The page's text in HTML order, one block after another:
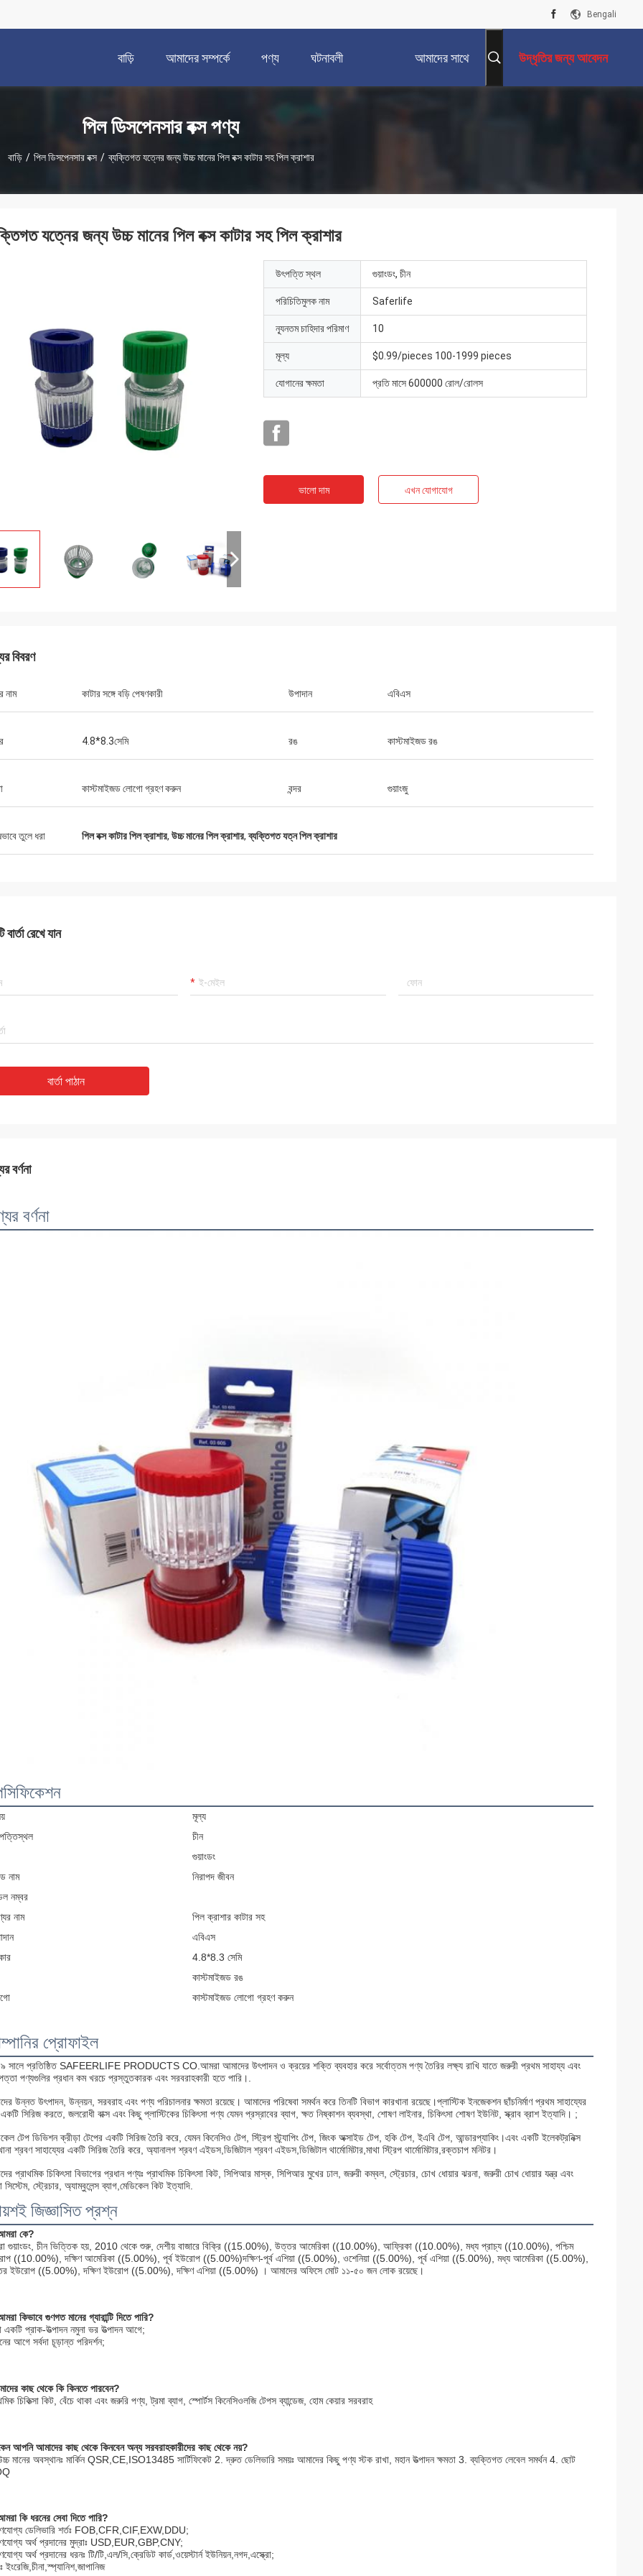
Bengali
বাড়ি আমাদের সম্পর্কে পণ্য ঘটনাবলী আমাদের সাথে উদ্ধৃতির জন্য আবেদন
পিল ডিসপেনসার বক্স পণ্য
বাড়ি / পিল ডিসপেনসার বক্স / ব্যক্তিগত যত্নের জন্য উচ্চ মানের পিল বক্স কাটার সহ পিল ক্রাশার
যত্নের জন্য উচ্চ মানের পিল বক্স কাটার সহ পিল ক্রাশার
উৎপত্তি স্থল গুয়াংডং, চীন
পরিচিতিমুলক নাম Saferlife
ন্যূনতম চাহিদার পরিমাণ 10
মূল্য $0.99/pieces 100-1999 pieces
যোগানের ক্ষমতা প্রতি মাসে 600000 রোল/রোলস
ভালো দাম এখন যোগাযোগ
বিবরণ
নাম কাটার সঙ্গে বড়ি পেষণকারী উপাদান এবিএস
4.8*8.3সেমি রঙ কাস্টমাইজড রঙ
কাস্টমাইজড লোগো গ্রহণ করুন বন্দর গুয়াংজু
তুলে ধরা পিল বক্স কাটার পিল ক্রাশার, উচ্চ মানের পিল ক্রাশার,ব্যক্তিগত যত্ন পিল ক্রাশার
বার্তা রেখে যান
বার্তা পাঠান
বর্ণনা
বর্ণনা
মূল্য
চীন
গুয়াংডং
নাম
নিরাপদ জীবন
নম্বর
নাম
পিল ক্রাশার কাটার সহ
এবিএস
4.8*8.3 সেমি
কাস্টমাইজড রঙ
কাস্টমাইজড লোগো গ্রহণ করুন
প্রোফাইল
সালে প্রতিষ্ঠিত SAFEERLIFE PRODUCTS CO.আমরা আমাদের উৎপাদন ও ক্রয়ের শক্তি ব্যবহার করে সর্বোত্তম পণ্য তৈরির লক্ষ্য রাখি যাতে জরুরী প্রথম সাহায্য এবং
পণ্যগুলির প্রধান কম খরচে প্রস্তুতকারক এবং সরবরাহকারী হতে পারি।.
উন্নত উৎপাদন, উন্নয়ন, সরবরাহ এবং পণ্য পরিচালনার ক্ষমতা রয়েছে। আমাদের পরিষেবা সমর্থন করে তিনটি বিভাগ কারখানা রয়েছে।প্লাস্টিক ইনজেকশন ছাঁচনির্মাণ প্রথম সাহায্যের
একটি সিরিজ করতে, জলরোধী বাক্স এবং কিছু প্লাস্টিকের চিকিৎসা পণ্য যেমন প্রস্রাবের ব্যাগ, ক্ষত নিষ্কাশন ব্যবস্থা, শোষণ লাইনার, চিকিৎসা শোষণ ইউনিট, স্ক্রাব ব্রাশ ইত্যাদি। ;
টেপ ডিভিশন ক্রীড়া টেপের একটি সিরিজ তৈরি করে, যেমন কিনেসিও টেপ, স্ট্রিপ স্ট্র্যাপিং টেপ, জিংক অক্সাইড টেপ, হকি টেপ, ইএবি টেপ, আন্ডারপ্যাকিং।এবং একটি ইলেকট্রনিক্স
শ্রবণ সাহায্যের একটি সিরিজ তৈরি করে, অ্যানালগ শ্রবণ এইডস,ডিজিটাল শ্রবণ এইডস,ডিজিটাল থার্মোমিটার,মাথা স্ট্রিপ থার্মোমিটার,রক্তচাপ মনিটর।
প্রাথমিক চিকিৎসা বিভাগের প্রধান পণ্যঃ প্রাথমিক চিকিৎসা কিট, সিপিআর মাস্ক, সিপিআর মুখের ঢাল, জরুরী কম্বল, স্ট্রেচার, চোখ ধোয়ার ঝরনা, জরুরী চোখ ধোয়ার যন্ত্র এবং
সিস্টেম, স্ট্রেচার, অ্যাম্বুলেন্স ব্যাগ,মেডিকেল কিট ইত্যাদি.
জিজ্ঞাসিত প্রশ্ন
কে?
গুয়াংডং, চীন ভিত্তিক হয়, 2010 থেকে শুরু, দেশীয় বাজারে বিক্রি ((15.00%), উত্তর আমেরিকা ((10.00%), আফ্রিকা ((10.00%), মধ্য প্রাচ্য ((10.00%), পশ্চিম
((10.00%), দক্ষিণ আমেরিকা ((5.00%), পূর্ব ইউরোপ ((5.00%)দক্ষিণ-পূর্ব এশিয়া ((5.00%), ওশেনিয়া ((5.00%), পূর্ব এশিয়া ((5.00%), মধ্য আমেরিকা ((5.00%),
ইউরোপ ((5.00%), দক্ষিণ ইউরোপ ((5.00%), দক্ষিণ এশিয়া ((5.00%) । আমাদের অফিসে মোট ১১-৫০ জন লোক রয়েছে।
কিভাবে গুণগত মানের গ্যারান্টি দিতে পারি?
একটি প্রাক-উত্পাদন নমুনা ভর উত্পাদন আগে;
আগে সর্বদা চূড়ান্ত পরিদর্শন;
কাছ থেকে কি কিনতে পারবেন?
চিকিত্সা কিট, বেঁচে থাকা এবং জরুরি পণ্য, ট্রমা ব্যাগ, স্পোর্টস কিনেসিওলজি টেপস ব্যান্ডেজ, হোম কেয়ার সরবরাহ
আপনি আমাদের কাছ থেকে কিনবেন অন্য সরবরাহকারীদের কাছ থেকে নয়?
মানের অবস্থানঃ মার্কিন QSR,CE,ISO13485 সার্টিফিকেট 2. দ্রুত ডেলিভারি সময়ঃ আমাদের কিছু পণ্য স্টক রাখা, মহান উত্পাদন ক্ষমতা 3. ব্যক্তিগত লেবেল সমর্থন 4. ছোট
কি ধরনের সেবা দিতে পারি?
ডেলিভারি শর্তঃ FOB,CFR,CIF,EXW,DDU;
অর্থ প্রদানের মুদ্রাঃ USD,EUR,GBP,CNY;
অর্থ প্রদানের ধরনঃ টি/টি,এল/সি,ক্রেডিট কার্ড,ওয়েস্টার্ন ইউনিয়ন,নগদ,এস্ক্রো;
ইংরেজি,চীনা,স্প্যানিশ,জাপানিজ